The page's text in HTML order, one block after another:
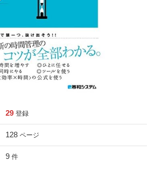
29 登録
128 ページ
9 件